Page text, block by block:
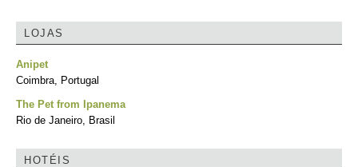
LOJAS
Anipet
Coimbra, Portugal
The Pet from Ipanema
Rio de Janeiro, Brasil
HOTÉIS